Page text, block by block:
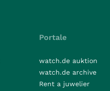
Portale
watch.de auktion
watch.de archive
Rent a juwelier